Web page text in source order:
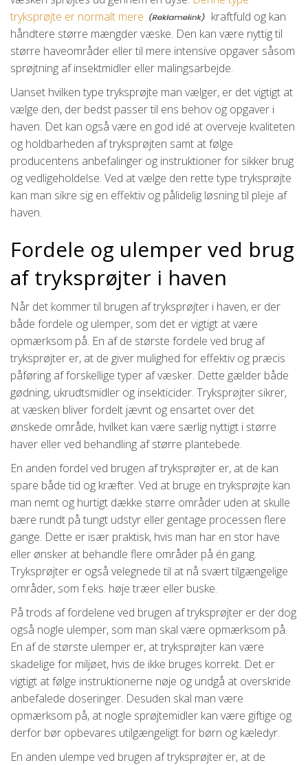
tryksprøjte er normalt mere
kraftfuld og kan
håndtere større mængder væske. Den kan være nyttig til
større haveområder eller til mere intensive opgaver såsom
sprøjtning af insektmidler eller malingsarbejde.
Uanset hvilken type tryksprøjte man vælger, er det vigtigt at
vælge den, der bedst passer til ens behov og opgaver i
haven. Det kan også være en god idé at overveje kvaliteten
og holdbarheden af tryksprøjten samt at følge
producentens anbefalinger og instruktioner for sikker brug
og vedligeholdelse. Ved at vælge den rette type tryksprøjte
kan man sikre sig en effektiv og pålidelig løsning til pleje af
haven.
Fordele og ulemper ved brug
af tryksprøjter i haven
Når det kommer til brugen af tryksprøjter i haven, er der
både fordele og ulemper, som det er vigtigt at være
opmærksom på. En af de største fordele ved brug af
tryksprøjter er, at de giver mulighed for effektiv og præcis
påføring af forskellige typer af væsker. Dette gælder både
gødning, ukrudtsmidler og insekticider. Tryksprøjter sikrer,
at væsken bliver fordelt jævnt og ensartet over det
ønskede område, hvilket kan være særlig nyttigt i større
haver eller ved behandling af større plantebede.
En anden fordel ved brugen af tryksprøjter er, at de kan
spare både tid og kræfter. Ved at bruge en tryksprøjte kan
man nemt og hurtigt dække større områder uden at skulle
bære rundt på tungt udstyr eller gentage processen flere
gange. Dette er især praktisk, hvis man har en stor have
eller ønsker at behandle flere områder på én gang.
Tryksprøjter er også velegnede til at nå svært tilgængelige
områder, som f.eks. høje træer eller buske.
På trods af fordelene ved brugen af tryksprøjter er der dog
også nogle ulemper, som man skal være opmærksom på.
En af de største ulemper er, at tryksprøjter kan være
skadelige for miljøet, hvis de ikke bruges korrekt. Det er
vigtigt at følge instruktionerne nøje og undgå at overskride
anbefalede doseringer. Desuden skal man være
opmærksom på, at nogle sprøjtemidler kan være giftige og
derfor bør opbevares utilgængeligt for børn og kæledyr.
En anden ulempe ved brugen af tryksprøjter er, at de